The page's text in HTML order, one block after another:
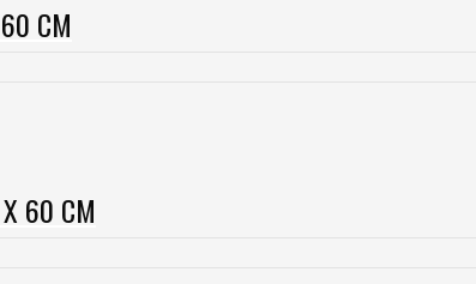
CM
X 60 CM